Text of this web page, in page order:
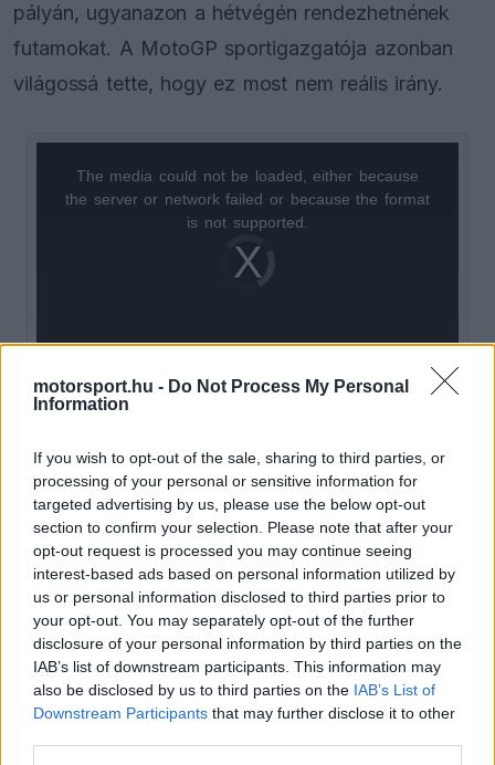
motorsport.hu - Do Not Process My Personal
Information
If you wish to opt-out of the sale, sharing to third parties, or
processing of your personal or sensitive information for
targeted advertising by us, please use the below opt-out
section to confirm your selection. Please note that after your
opt-out request is processed you may continue seeing
interest-based ads based on personal information utilized by
us or personal information disclosed to third parties prior to
your opt-out. You may separately opt-out of the further
disclosure of your personal information by third parties on the
IAB’s list of downstream participants. This information may
also be disclosed by us to third parties on the IAB’s List of
Downstream Participants that may further disclose it to other
pályán, ugyanazon a hétvégén rendezhetnének
futamokat. A MotoGP sportigazgatója azonban
világossá tette, hogy ez most nem reális irány.
Video
Player
loading.
The media could not be loaded, either because
the server or network failed or because the format
is not supported.
tervezési szinten sem létezik. A jelenlegi helyzetet
egyértelműen lezárta egy rövid reakcióval. „Nem,
ez jelenleg nem olyasmi, amin dolgoznánk” –
mondta a GPblognak.
EZEKET IS AJÁNLJUK
FORMA-1